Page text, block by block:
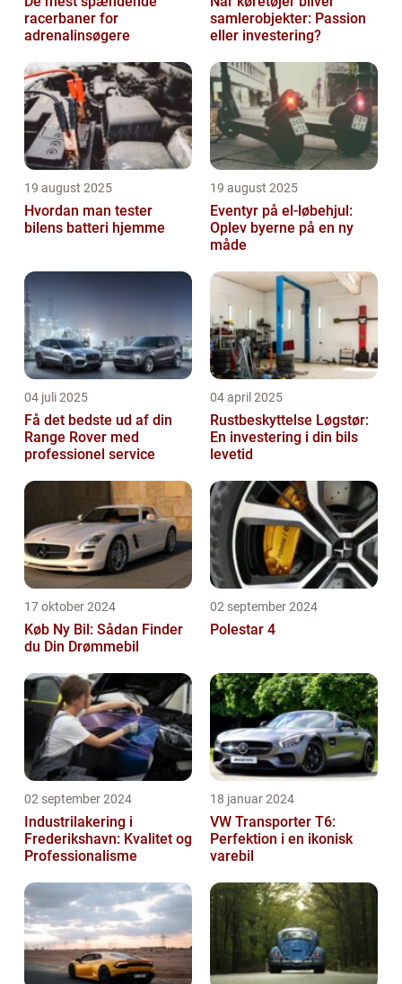
racerbaner for
adrenalinsøgere
samlerobjekter: Passion
eller investering?
19 august 2025
Hvordan man tester
bilens batteri hjemme
19 august 2025
Eventyr på el-løbehjul:
Oplev byerne på en ny
måde
04 juli 2025
Få det bedste ud af din
Range Rover med
professionel service
04 april 2025
Rustbeskyttelse Løgstør:
En investering i din bils
levetid
17 oktober 2024
Køb Ny Bil: Sådan Finder
du Din Drømmebil
02 september 2024
Polestar 4
02 september 2024
Industrilakering i
Frederikshavn: Kvalitet og
Professionalisme
18 januar 2024
VW Transporter T6:
Perfektion i en ikonisk
varebil